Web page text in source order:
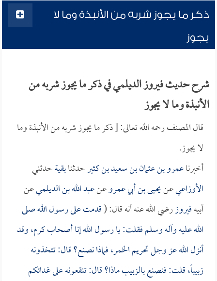
ذكر ما يجوز شربه من الأنبذة وما لا
يجوز
شرح حديث فيروز الديلمي في ذكر ما يجوز شربه من
الأنبذة وما لا يجوز
قال المصنف رحمه الله تعالى: [ ذكر ما يجوز شربه من الأنبذة وما
لا يجوز.
أخبرناعمرو بن عثمان بن سعيد بن كثيرحدثنابقيةحدثني
الأوزاعيعنيحيى بن أبي عمروعنعبد الله بن الديلميعن
أبيهفيروزرضي الله عنه أنه قال: (قدمت على رسول الله صلى
الله عليه وآله وسلم فقلت: يا رسول الله إنا أصحاب كرم، وقد
أنزل الله عز وجل تحريم الخمر، فماذا نصنع؟ قال: تتخذونه
زبيباً، قلت: فنصنع بالزبيب ماذا؟ قال: تنقعونه على غدائكم